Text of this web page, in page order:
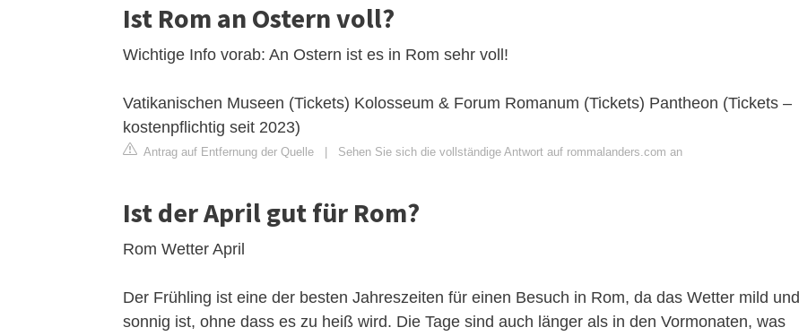
Ist Rom an Ostern voll?
Wichtige Info vorab: An Ostern ist es in Rom sehr voll!
Vatikanischen Museen (Tickets) Kolosseum & Forum Romanum (Tickets) Pantheon (Tickets –
kostenpflichtig seit 2023)
Antrag auf Entfernung der Quelle Sehen Sie sich die vollständige Antwort auf rommalanders.com an
Ist der April gut für Rom?
Rom Wetter April
Der Frühling ist eine der besten Jahreszeiten für einen Besuch in Rom, da das Wetter mild und
sonnig ist, ohne dass es zu heiß wird. Die Tage sind auch länger als in den Vormonaten, was